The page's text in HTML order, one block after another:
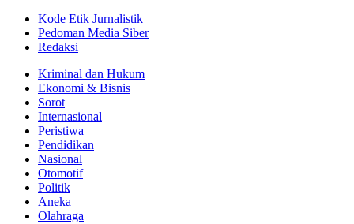
Kode Etik Jurnalistik
Pedoman Media Siber
Redaksi
Kriminal dan Hukum
Ekonomi & Bisnis
Sorot
Internasional
Peristiwa
Pendidikan
Nasional
Otomotif
Politik
Aneka
Olahraga